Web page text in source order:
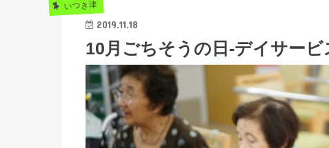
いつき津
2019.11.18
10月ごちそうの日-デイサー